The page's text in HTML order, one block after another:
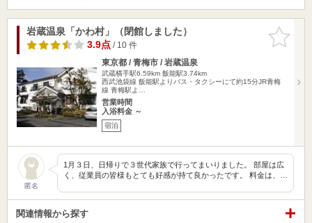
お気に入
りに追加
岩蔵温泉「かわ村」（閉館しました）
3.9点/ 10 件
東京都 / 青梅市 / 岩蔵温泉
武蔵横手駅6.59km 飯能駅3.74km
西武池袋線 飯能駅よりバス・タクシーにて約15分JR青梅
線 青梅駅よ…
営業時間
入浴料金 ～
宿泊
匿名
1月３日、日帰りで３世代家族で行ってまいりました。 部屋は広
く、従業員の皆様もとても好感が持て良かったです。 料金は、…
関連情報から探す